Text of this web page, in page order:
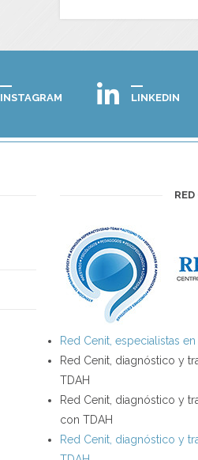
INSTAGRAM LINKEDIN
Red Cenit, especialistas
Red Cenit, diagnóstico y
TDAH
Red Cenit, diagnóstico y
con TDAH
Red Cenit, diagnóstico y